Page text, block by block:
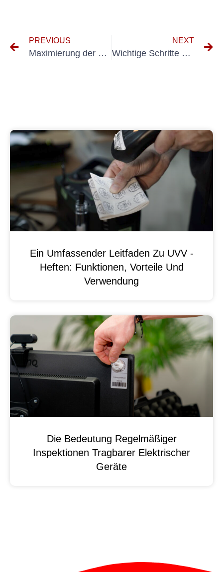
PREVIOUS
Maximierung der Effizienz und Genauigkeit mit dem Fluke 6500-2 Re-Testing
NEXT
Wichtige Schritte zur Durchführung effektiver Torprüfung-UVV-Inspektionen
Ein Umfassender Leitfaden Zu UVV -
Heften: Funktionen, Vorteile Und
Verwendung
Die Bedeutung Regelmäßiger
Inspektionen Tragbarer Elektrischer
Geräte